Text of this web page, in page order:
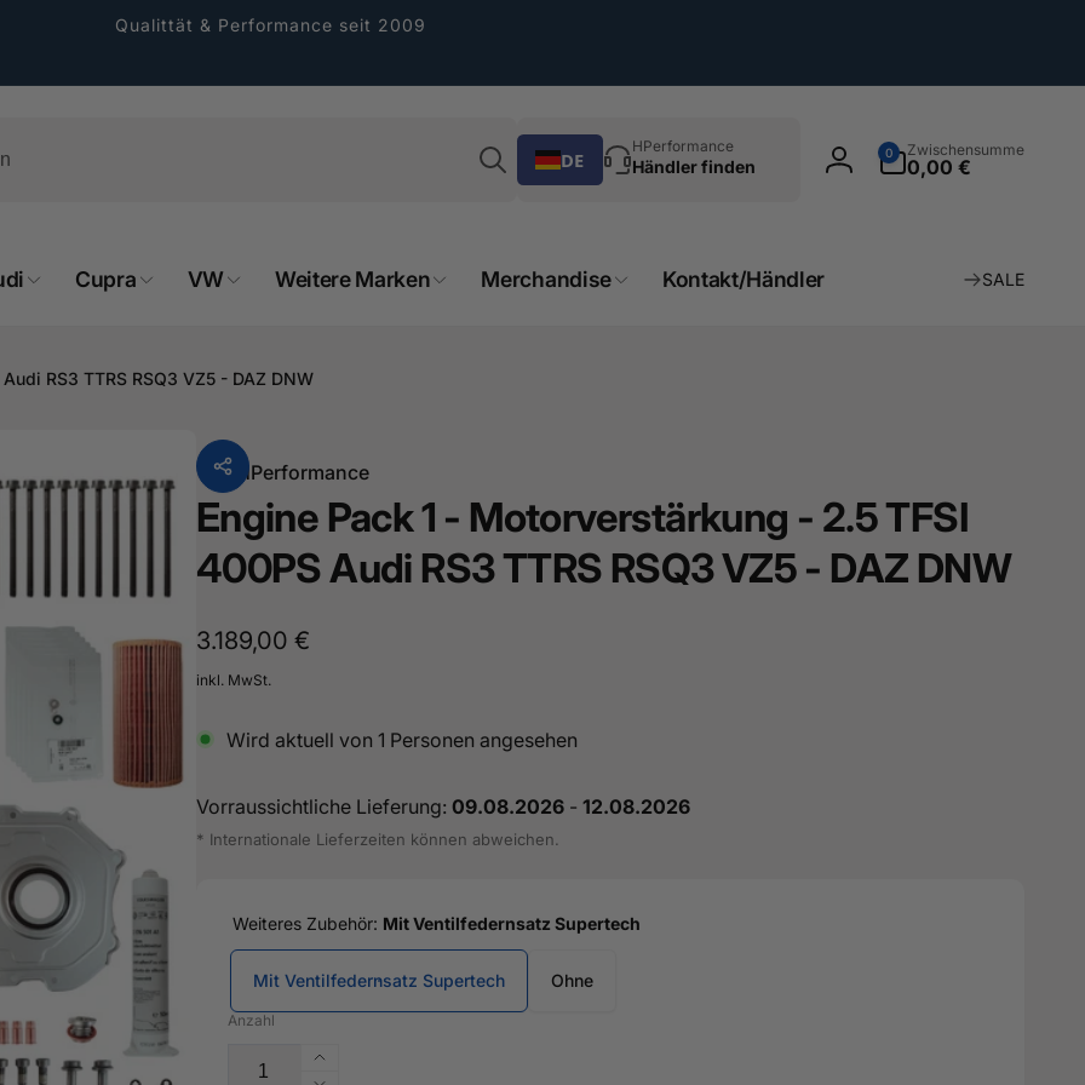
Qualittät & Performance seit 2009
Suchen
DE
HPerformance
Händler finden Einloggen
0
Artikel
Zwischensumme
0,00 €
Cupra VW Weitere Marken Merchandise Kontakt/Händler SALE
RS3 TTRS RSQ3 VZ5 - DAZ DNW
VonHPerformance
Engine Pack 1 - Motorverstärkung - 2.5 TFSI
400PS Audi RS3 TTRS RSQ3 VZ5 - DAZ DNW
Normaler
Preis
3.189,00 €
inkl. MwSt.
Wird aktuell von 1 Personen angesehen
Vorraussichtliche Lieferung: 09.08.2026- 12.08.2026
* Internationale Lieferzeiten können abweichen.
Weiteres Zubehör: Mit Ventilfedernsatz Supertech
Mit Ventilfedernsatz Supertech Ohne
Anzahl
Erhöhe
GmbH
verfügbar, gewöhnlich fertig in 2
Straße 8